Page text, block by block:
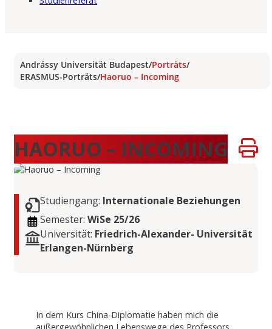
Andrássy Universität Budapest/Porträts/
ERASMUS-Porträts/Haoruo – Incoming
HAORUO – INCOMING
Studiengang: Internationale Beziehungen
Semester: WiSe 25/26
Universität: Friedrich-Alexander- Universität
Erlangen-Nürnberg
In dem Kurs China-Diplomatie haben mich die